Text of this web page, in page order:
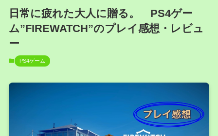
日常に疲れた大人に贈る。 PS4ゲー
ム”FIREWATCH”のプレイ感想・レビュ
ー
PS4ゲーム